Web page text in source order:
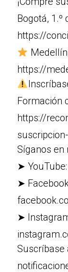
Bogotá,
https://
https://
Formación
https://
Síganos en
➤
➤
➤
Suscríbase